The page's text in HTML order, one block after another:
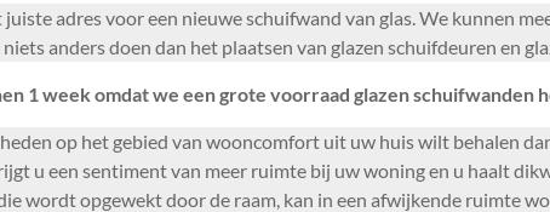
adres voor een nieuwe schuifwand van glas. We kunnen
anders doen dan het plaatsen van glazen schuifdeuren en
1 week omdat we een grote voorraad glazen schuifwanden
op het gebied van wooncomfort uit uw huis wilt behalen
u een sentiment van meer ruimte bij uw woning en u haalt
wordt opgewekt door de raam, kan in een afwijkende ruimte